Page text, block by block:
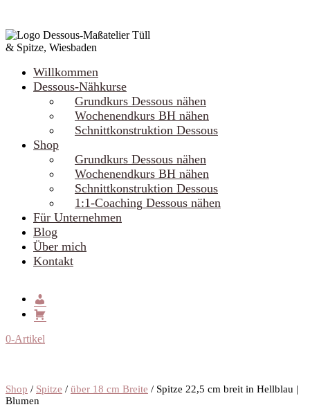
Willkommen
Dessous-Nähkurse
Grundkurs Dessous nähen
Wochenendkurs BH nähen
Schnittkonstruktion Dessous
Shop
Grundkurs Dessous nähen
Wochenendkurs BH nähen
Schnittkonstruktion Dessous
1:1-Coaching Dessous nähen
Für Unternehmen
Blog
Über mich
Kontakt
0-Artikel
Shop / Spitze / über 18 cm Breite / Spitze 22,5 cm breit in Hellblau |
Blumen